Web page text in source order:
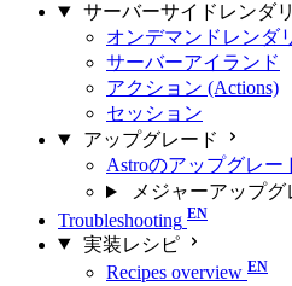
サーバーサイドレンダ
オンデマンドレンダ
サーバーアイランド
アクション (Actions)
セッション
アップグレード
Astroのアップグレー
メジャーアップ
Troubleshooting
実装レシピ
Recipes overview